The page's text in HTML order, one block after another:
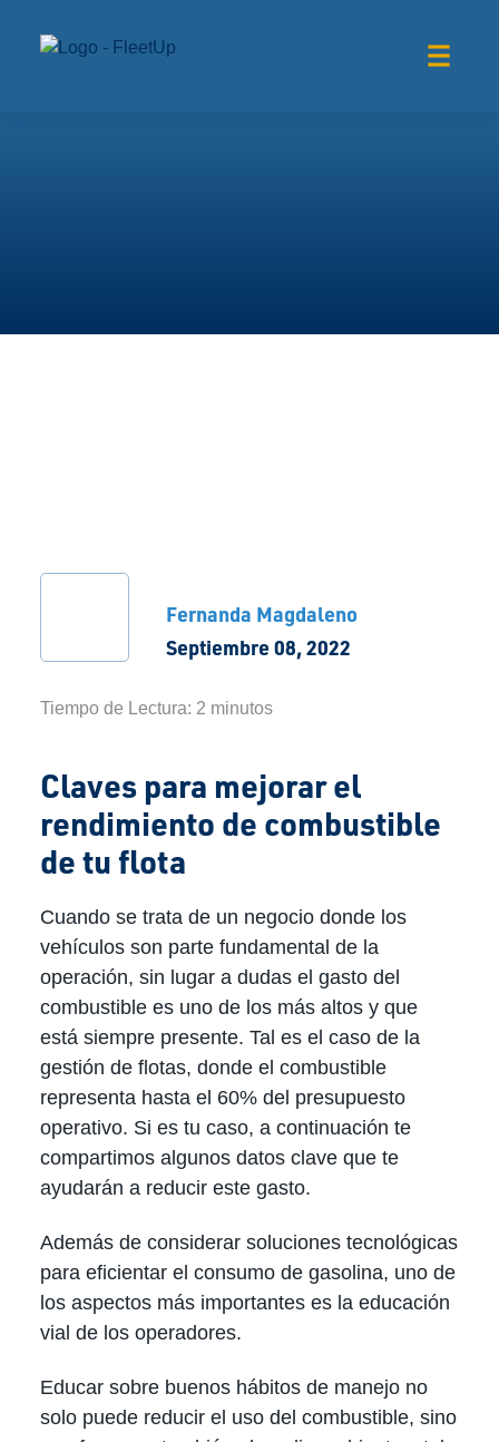
Fernanda Magdaleno
Septiembre 08, 2022
Tiempo de Lectura: 2 minutos
Claves para mejorar el
rendimiento de combustible
de tu flota
Cuando se trata de un negocio donde los
vehículos son parte fundamental de la
operación, sin lugar a dudas el gasto del
combustible es uno de los más altos y que
está siempre presente. Tal es el caso de la
gestión de flotas, donde el combustible
representa hasta el 60% del presupuesto
operativo. Si es tu caso, a continuación te
compartimos algunos datos clave que te
ayudarán a reducir este gasto.
Además de considerar soluciones tecnológicas
para eficientar el consumo de gasolina, uno de
los aspectos más importantes es la educación
vial de los operadores.
Educar sobre buenos hábitos de manejo no
solo puede reducir el uso del combustible, sino